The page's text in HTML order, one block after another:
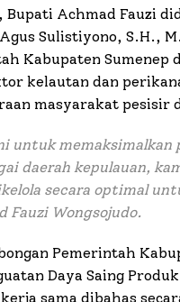
Achmad Fauzi
Sulistiyono, S.H.,
Kabupaten Sumenep
kelautan dan
masyarakat pesisir
untuk memaksimalkan
daerah kepulauan,
secara optimal
Fauzi Wongsojudo.
Pemerintah
Daya Saing
sama dibahas